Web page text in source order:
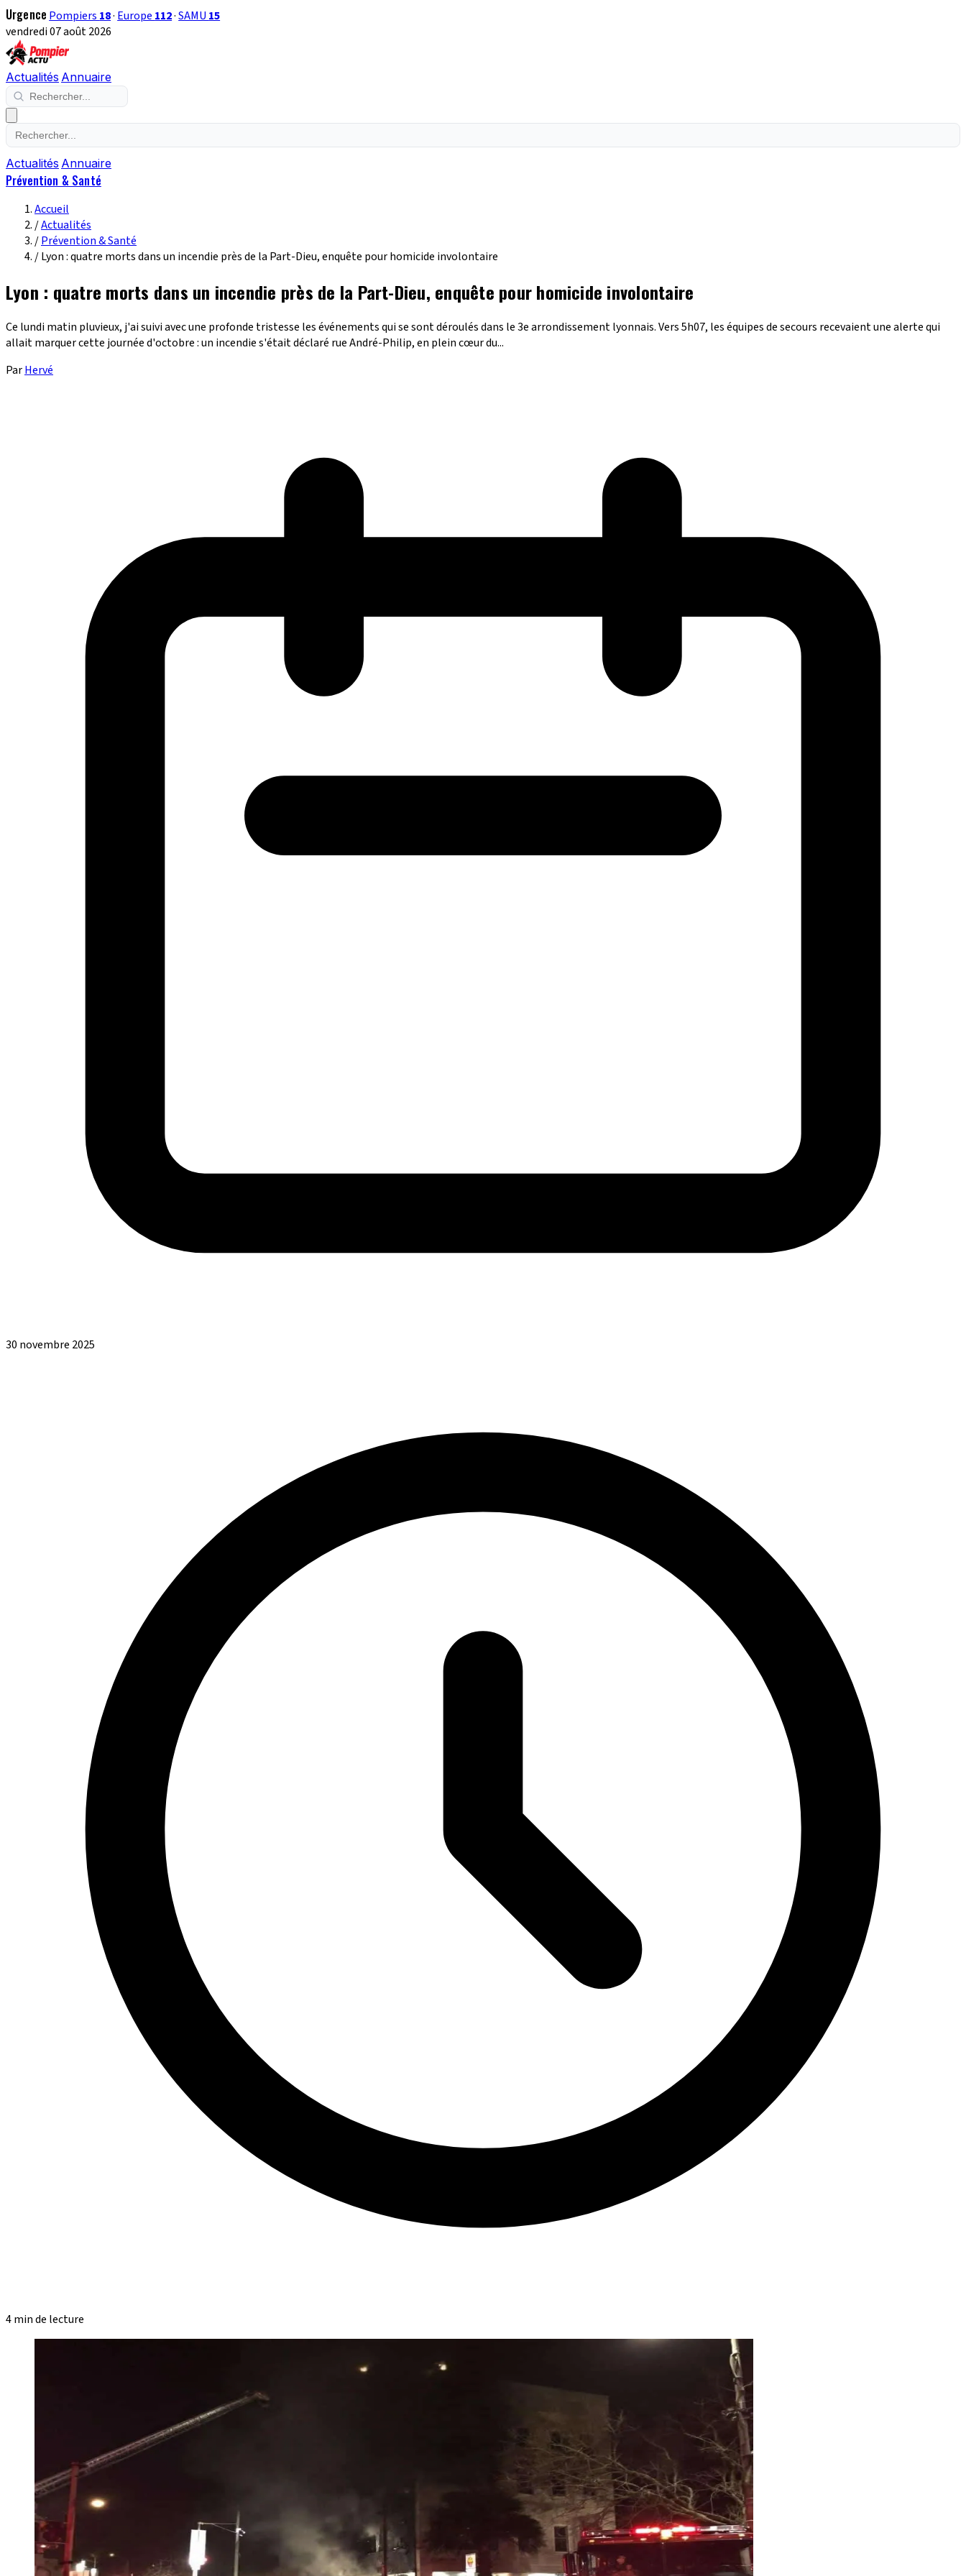
Urgence Pompiers 18· Europe 112·SAMU 15
vendredi 07 août 2026
Actualités Annuaire
Actualités Annuaire
Prévention & Santé
Accueil
/Actualités
/Prévention & Santé
/Lyon : quatre morts dans un incendie près de la Part-Dieu, enquête pour homicide involontaire
Lyon : quatre morts dans un incendie près de la Part-Dieu, enquête pour homicide involontaire
Ce lundi matin pluvieux, j'ai suivi avec une profonde tristesse les événements qui se sont déroulés dans le 3e arrondissement lyonnais. Vers 5h07, les équipes de secours recevaient une alerte qui
allait marquer cette journée d'octobre : un incendie s'était déclaré rue André-Philip, en plein cœur du...
ParHervé
30 novembre 2025
4 min de lecture